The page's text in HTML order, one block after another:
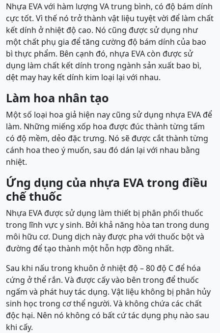
Nhựa EVA với hàm lượng VA trung bình, có độ bám dính
cực tốt. Vì thế nó trở thành vật liệu tuyệt vời để làm chất
kết dính ở nhiệt độ cao. Nó cũng được sử dụng như
một chất phụ gia để tăng cường độ bám dính của bao
bì thực phẩm. Bên cạnh đó, nhựa EVA còn được sử
dụng làm chất kết dính trong ngành sản xuất bao bì,
dệt may hay kết dính kim loại lại với nhau.
Làm hoa nhân tạo
Một số loại hoa giả hiện nay cũng sử dụng nhựa EVA để
làm. Những miếng xốp hoa được đúc thành từng tấm
có độ mềm, dẻo đặc trưng. Nó sẽ được cắt thành từng
cánh hoa theo ý muốn, sau đó dán lại với nhau bằng
nhiệt.
Ứng dụng của nhựa EVA trong điều
chế thuốc
Nhựa EVA được sử dụng làm thiết bị phân phối thuốc
trong lĩnh vực y sinh. Bởi khả năng hòa tan trong dung
môi hữu cơ. Dung dịch này được pha với thuốc bột và
đường để tạo thành một hỗn hợp đồng nhất.
Sau khi nấu trong khuôn ở nhiệt độ – 80 độ C để hóa
cứng ở thể rắn. Và được cấy vào bên trong để thuốc
ngấm và phát huy tác dụng. Vật liệu không bị phân hủy
sinh học trong cơ thể người. Và không chứa các chất
độc hại. Nên nó không có bất cứ tác dụng phụ nào sau
khi cấy.